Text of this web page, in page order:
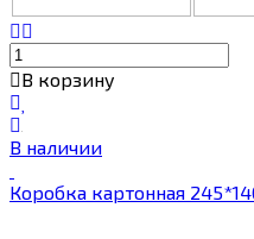
В корзину
В наличии
Коробка картонная